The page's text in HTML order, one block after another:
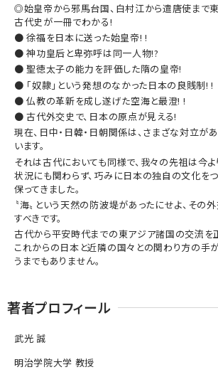
◎始皇帝から邪馬台国、白村江から遣唐使まで
古代史が一冊でわかる!
● 徐福を日本に送った始皇帝! !
● 神功皇后と卑弥呼は同一人物!?
● 聖徳太子の能力を評価した隋の皇帝!
● 「奴隷」という発想のなかった日本の良賎制! !
● 仏教の革新を成し遂げた空海と最澄! !
● 古代外交史で、日本の原点が見える!
現在、日中・日韓・日朝関係は、さまざな対立が
います。
それは古代においても同様で、我々の先祖は今
状況にも関わらず、巧みに日本の独自の文化を
保ってきました。
〝海〟という天然の防波堤があったにせよ、その
すべきです。
古代から平安時代までの東アジア諸国の交流を
これからの日本と近隣の国々との関わり方の手
うまでもありません。
著者プロフィール
武光 誠
明治学院大学 教授